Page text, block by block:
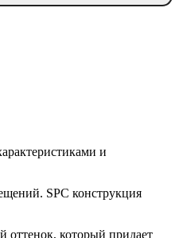
и
SPC конструкция
оттенок, который придает